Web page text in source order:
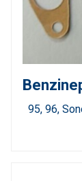
95 96